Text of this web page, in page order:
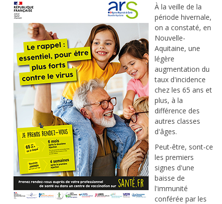
À la veille de la
période hivernale,
on a constaté, en
Nouvelle-
Aquitaine, une
légère
augmentation du
taux d'incidence
chez les 65 ans et
plus, à la
différence des
autres classes
d'âges.
Peut-être, sont-ce
les premiers
signes d'une
baisse de
l'immunité
conférée par les